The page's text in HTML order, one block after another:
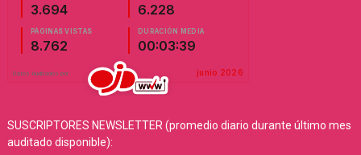
SUSCRIPTORES NEWSLETTER (promedio diario durante último mes
auditado disponible):